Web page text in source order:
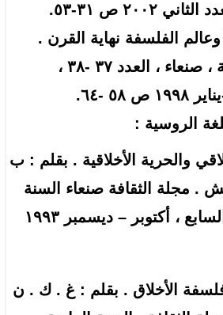
٢٠٠٢ ص ٣١-٥٣.
الفلسفة نهاية القرن .
مجلة الثقافة ، صنعاء ، العدد ٣٧ -٣٨ ،
الروسية :
والحرية الأخلاقية . بقلم : ب
. مجلة الثقافة صنعاء السنة
الأولى ، العدد السابع ، أكتوبر – ديسمبر ١٩٩٣
الأخلاق . بقلم : غ . ك . ن